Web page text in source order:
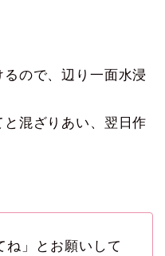
ので、辺り一面水浸
混ざりあい、翌日作
ね」とお願いして